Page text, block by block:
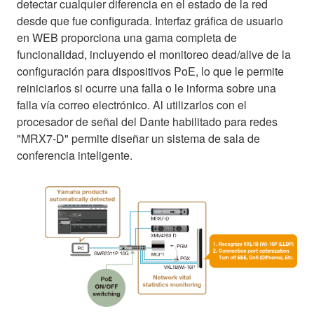
detectar cualquier diferencia en el estado de la red
desde que fue configurada. Interfaz gráfica de usuario
en WEB proporciona una gama completa de
funcionalidad, incluyendo el monitoreo dead/alive de la
configuración para dispositivos PoE, lo que le permite
reiniciarlos si ocurre una falla o le informa sobre una
falla vía correo electrónico. Al utilizarlos con el
procesador de señal del Dante habilitado para redes
"MRX7-D" permite diseñar un sistema de sala de
conferencia inteligente.